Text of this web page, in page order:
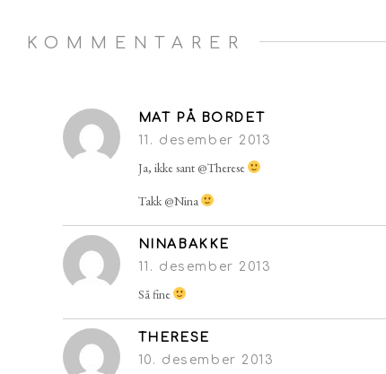
KOMMENTARER
MAT PÅ BORDET
11. desember 2013
Ja, ikke sant @Therese
Takk @Nina
NINABAKKE
11. desember 2013
Så fine
THERESE
10. desember 2013